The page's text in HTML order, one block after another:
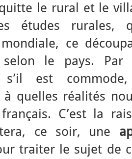
le rural et le
études rurales,
mondiale, ce
le pays. Par
s’il est
à quelles réalités
C’est la
ce soir, une
traiter le sujet de